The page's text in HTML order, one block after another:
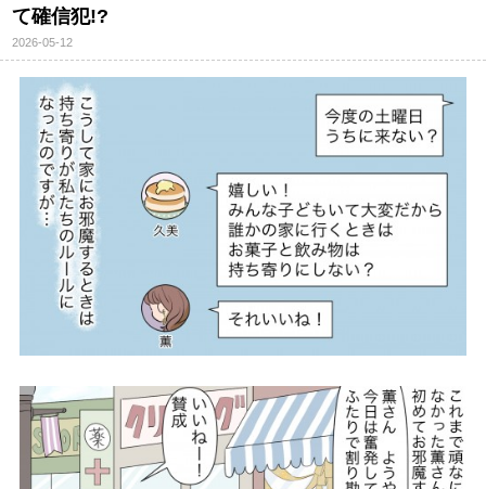
て確信犯!?
2026-05-12